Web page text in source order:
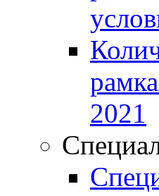
2021